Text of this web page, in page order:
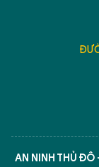
AN NINH THỦ